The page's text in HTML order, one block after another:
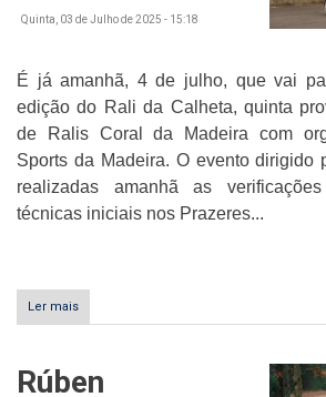
Quinta, 03 de Julho de 2025 - 15:18
É já amanhã, 4 de julho, que vai
edição do Rali da Calheta, quinta
de Ralis Coral da Madeira com
Sports da Madeira. O evento dirigido
realizadas amanhã as
técnicas iniciais nos Prazeres...
Ler mais
Rali
amanhã
Rúben